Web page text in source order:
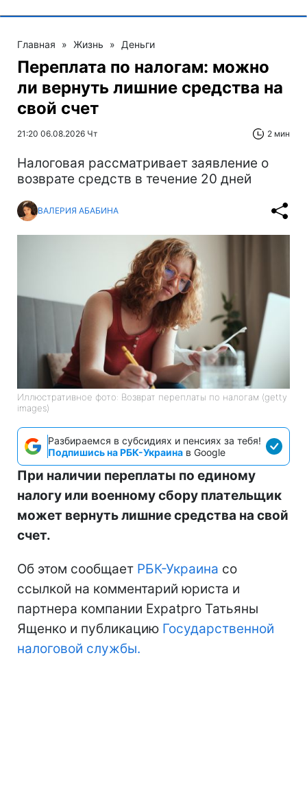
Главная » Жизнь » Деньги
Переплата по налогам: можно
ли вернуть лишние средства на
свой счет
21:20 06.08.2026 Чт 2 мин
Налоговая рассматривает заявление о
возврате средств в течение 20 дней
ВАЛЕРИЯ АБАБИНА
Иллюстративное фото: Возврат переплаты по налогам (getty
images)
Разбираемся в субсидиях и пенсиях за тебя!
Подпишись на РБК-Украина в Google
При наличии переплаты по единому
налогу или военному сбору плательщик
может вернуть лишние средства на свой
счет.
Об этом сообщает РБК-Украина со
ссылкой на комментарий юриста и
партнера компании Expatpro Татьяны
Ященко и публикацию Государственной
налоговой службы.